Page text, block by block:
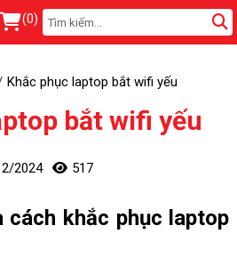
(0)
Khắc phục laptop bắt wifi yếu
bắt wifi yếu
2024 517
cách khắc phục laptop